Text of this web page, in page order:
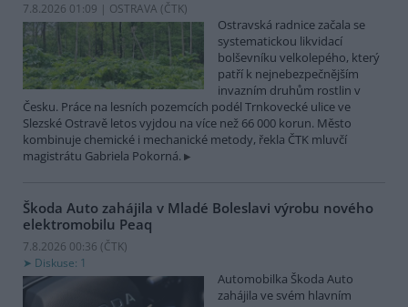
7.8.2026 01:09 | OSTRAVA (ČTK)
Ostravská radnice začala se
systematickou likvidací
bolševníku velkolepého, který
patří k nejnebezpečnějším
invazním druhům rostlin v
Česku. Práce na lesních pozemcích podél Trnkovecké ulice ve
Slezské Ostravě letos vyjdou na více než 66 000 korun. Město
kombinuje chemické i mechanické metody, řekla ČTK mluvčí
magistrátu Gabriela Pokorná.
Škoda Auto zahájila v Mladé Boleslavi výrobu nového
elektromobilu Peaq
7.8.2026 00:36 (ČTK)
Diskuse: 1
Automobilka Škoda Auto
zahájila ve svém hlavním